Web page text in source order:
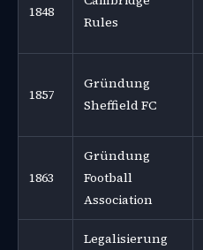
1848
Rules
1857
Gründung
Sheffield FC
1863
Gründung
Football
Association
Legalisierung